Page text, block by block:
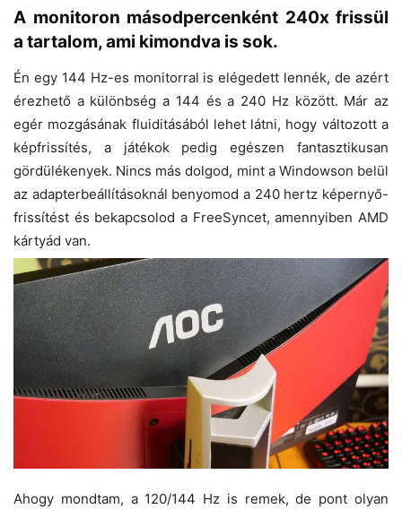
A monitoron másodpercenként 240x frissül
a tartalom, ami kimondva is sok.
Én egy 144 Hz-es monitorral is elégedett lennék, de azért
érezhető a különbség a 144 és a 240 Hz között. Már az
egér mozgásának fluiditásából lehet látni, hogy változott a
képfrissítés, a játékok pedig egészen fantasztikusan
gördülékenyek. Nincs más dolgod, mint a Windowson belül
az adapterbeállításoknál benyomod a 240 hertz képernyő-
frissítést és bekapcsolod a FreeSyncet, amennyiben AMD
kártyád van.
Ahogy mondtam, a 120/144 Hz is remek, de pont olyan